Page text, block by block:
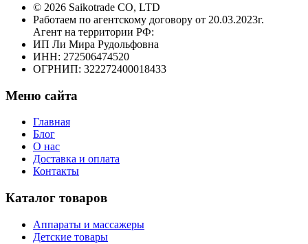
© 2026 Saikotrade CO, LTD
Работаем по агентскому договору от 20.03.2023г.
Агент на территории РФ:
ИП Ли Мира Рудольфовна
ИНН: 272506474520
ОГРНИП: 322272400018433
Меню сайта
Главная
Блог
О нас
Доставка и оплата
Контакты
Каталог товаров
Аппараты и массажеры
Детские товары